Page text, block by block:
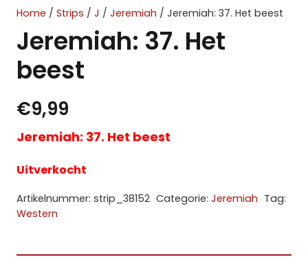
Home / Strips / J / Jeremiah / Jeremiah: 37. Het beest
Jeremiah: 37. Het
beest
€9,99
Jeremiah: 37. Het beest
Uitverkocht
Artikelnummer: strip_38152 Categorie: Jeremiah Tag:
Western